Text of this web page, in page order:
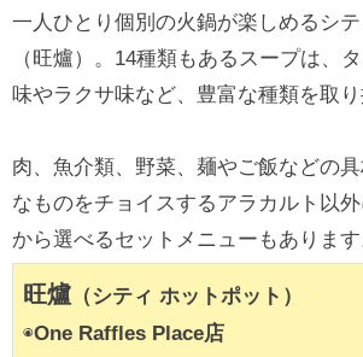
一人ひとり個別の火鍋が楽しめるシ
（旺爐）。14種類もあるスープは、
味やラクサ味など、豊富な種類を取り
肉、魚介類、野菜、麺やご飯などの
なものをチョイスするアラカルト以
から選べるセットメニューもあります
旺爐（シティ ホットポット）
◉One Raffles Place店